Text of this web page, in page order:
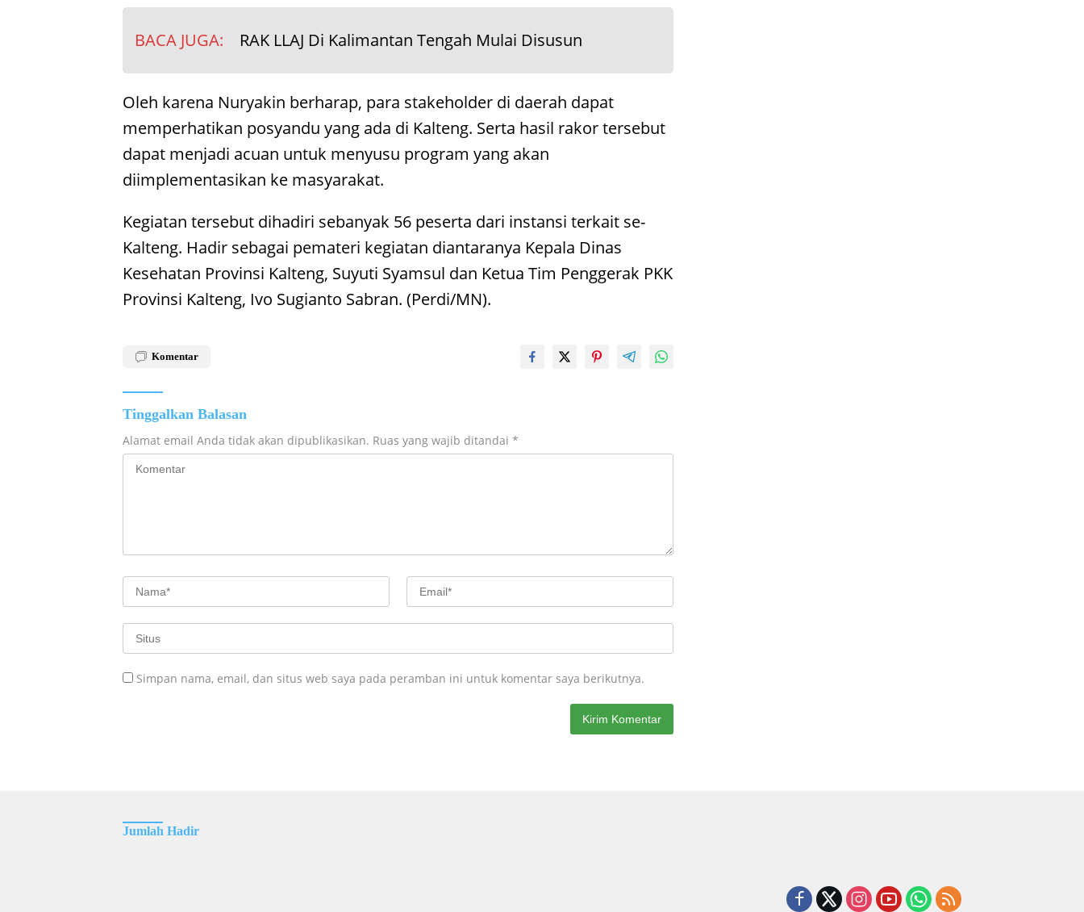
BACA JUGA: RAK LLAJ Di Kalimantan Tengah Mulai Disusun
Oleh karena Nuryakin berharap, para stakeholder di daerah dapat
memperhatikan posyandu yang ada di Kalteng. Serta hasil rakor tersebut
dapat menjadi acuan untuk menyusu program yang akan
diimplementasikan ke masyarakat.
Kegiatan tersebut dihadiri sebanyak 56 peserta dari instansi terkait se-
Kalteng. Hadir sebagai pemateri kegiatan diantaranya Kepala Dinas
Kesehatan Provinsi Kalteng, Suyuti Syamsul dan Ketua Tim Penggerak PKK
Provinsi Kalteng, Ivo Sugianto Sabran. (Perdi/MN).
Komentar
Tinggalkan Balasan
Alamat email Anda tidak akan dipublikasikan. Ruas yang wajib ditandai *
Simpan nama, email, dan situs web saya pada peramban ini untuk komentar saya berikutnya.
Jumlah Hadir